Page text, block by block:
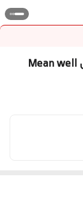
منبع تغذیه ریلی ۲۴ ولت ۵ آمپر مین ول Mean well